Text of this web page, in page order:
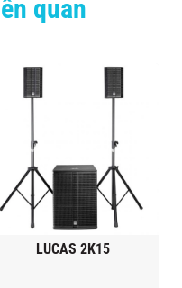
quan
LUCAS 2K15